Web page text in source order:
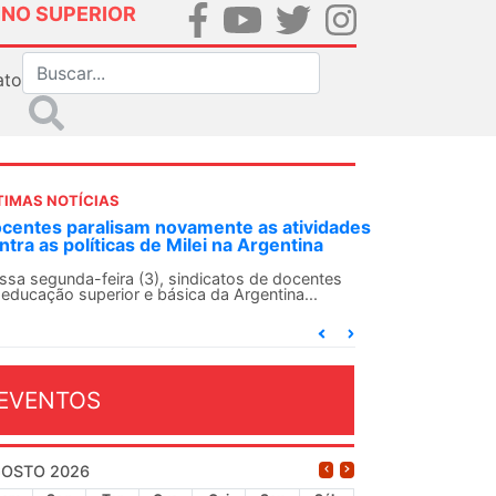
SUPERIOR
NOTÍCIAS
SN convoca docentes para Dia de
Internacionalista com Cuba em
de agosto
SN conclama suas seções sindicais e o